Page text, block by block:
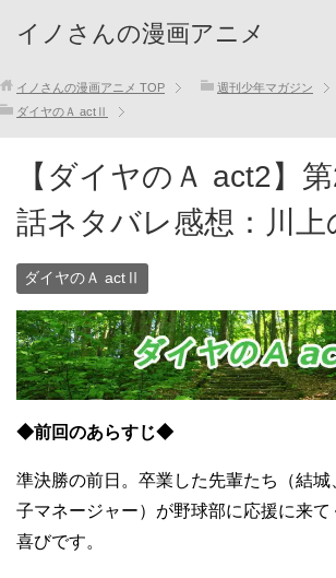
イノさんの漫画アニメ
イノさんの漫画アニメ TOP
週刊少年マガジン
ダイヤのＡ actⅡ
【ダイヤのＡ act2】
話ネタバレ感想：川上
ダイヤのＡ actⅡ
◆前回のあらすじ◆
準決勝の前日。卒業した先輩たち（結
子マネージャー）が野球部に応援に来て
喜びです。